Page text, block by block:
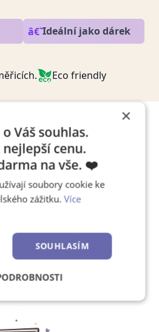
Ideální jako dárek
Eco friendly
s editorem
rychle naučit,
náš editor?
více!
×
Váš souhlas.
cenu.
na vše. ❤️
soubory cookie ke
zážitku.Více
SOUHLASÍM
Výkonové
Soubory